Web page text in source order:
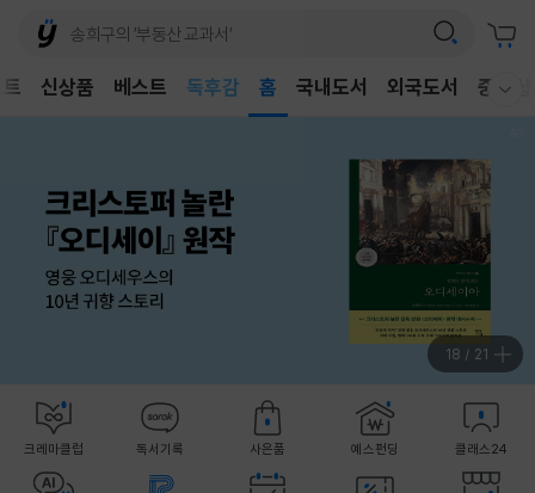
신상품 베스트
독후감
홈 국내도서 외국도서 중고샵
19 / 21
크레마클럽 독서기록 사은품 예스펀딩 클래스24